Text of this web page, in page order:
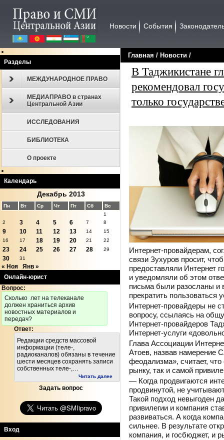
Новости События
Разделы
МЕЖДУНАРОДНОЕ ПРАВО
МЕДИАПРАВО в странах
Центральной Азии
ИССЛЕДОВАНИЯ
БИБЛИОТЕКА
О проекте
Календарь
Декабрь 2013
Пн Вт Ср Чт Пт Сб
Вс
1
2
3 4 5 6 7 8
9 10 11 12 13 14
15
16
17 18 19 20 21 22
23 24 25 26 27 28 29
30 31
« Ноя
Янв »
Онлайн-юрист
Вопрос:
Cколько лет на телеканале
должен храниться архив
новостных материалов и
передач?
Ответ:
Редакции средств массовой
информации (теле-,
радиоканалов) обязаны в течение
шести месяцев сохранять записи
собственных теле-,…
Читать далее
Задать вопрос
Вход
Главная / Новости /
В Таджикистане
рекомендовал
только
Интернет-провайдерам,
связи Зухуров просит,
предоставляли Интернет
и уведомляли об этом
письма были разосланы и
прекратить пользоваться
Интернет-провайдеры не
вопросу, ссылаясь на
Интернет-провайдеров
Интернет-услуги
Глава Ассоциации
Атоев, назвав намерение
феодализма», считает,
рынку, так и самой
— Когда продвигаются
продвинутой, не
Такой подход невыгоден
привилегии и компания
развиваться. А когда
сильнее. В результате
компания, и госбюджет, и